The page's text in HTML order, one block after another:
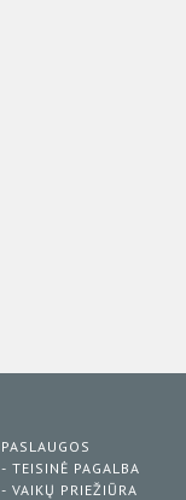
PASLAUGOS
- TEISINĖ PAGALBA
- VAIKŲ PRIEŽIŪRA